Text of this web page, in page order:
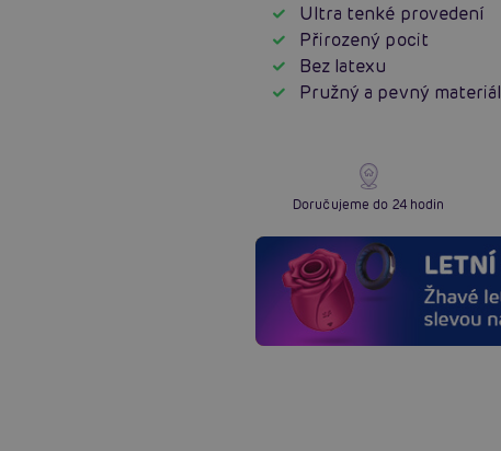
Ultra tenké provedení
Přirozený pocit
Bez latexu
Pružný a pevný materiál
Doručujeme do 24 hodin